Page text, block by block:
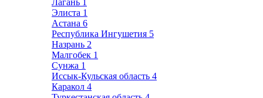
Лагань 1
Элиста 1
Астана 6
Республика Ингушетия 5
Назрань 2
Малгобек 1
Сунжа 1
Иссык-Кульская область 4
Каракол 4